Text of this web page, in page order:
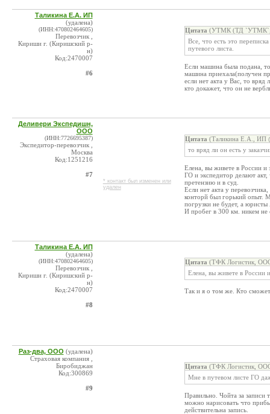
Таликина Е.А. ИП
(удалена)
(ИНН:470802464605)
Перевозчик ,
Кириши г. (Киришский р-
н)
Код:2470007
#6
Цитата (УТМК (ТД `УТМК`,
Все, что есть это
путевого листа.
Если машина была подана,
машина приехала(получен
если нет акта у Вас, то вряд
кто докажет, что он не
Деливери Экспедишн,
ООО
(ИНН:7726695387)
Экспедитор-перевозчик ,
Москва
Код:1251216
#7
* контакт был изменен или
удален
Цитата (Таликина Е.А., ИП
то вряд ли он есть у
Елена, вы живете в России и
ГО и экспедитор делают
претензию и в суд.
Если нет акта у
конторй был горький опыт.
погрузки не будет, а
И пробег в 300 км. никем не
Таликина Е.А. ИП
(удалена)
(ИНН:470802464605)
Перевозчик ,
Кириши г. (Киришский р-
н)
Код:2470007
#8
Цитата (ТФК Логистик,
Елена, вы живете в России
Так и я о том же. Кто сможет
Раз-два, ООО (удалена)
Страховая компания ,
Биробиджан
Код:300869
#9
Цитата (ТФК Логистик,
Мне в путевом листе ГО
Правильно. Чойта за записи
можно нарисовать что
действительна запись.